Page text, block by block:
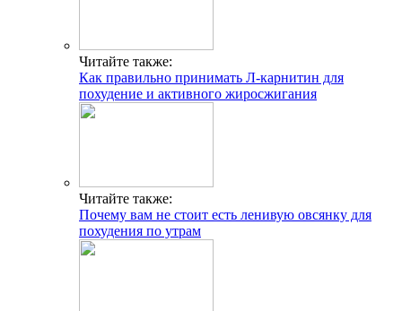
Читайте также:
Как правильно принимать Л-карнитин для
похудение и активного жиросжигания
Читайте также:
Почему вам не стоит есть ленивую овсянку для
похудения по утрам